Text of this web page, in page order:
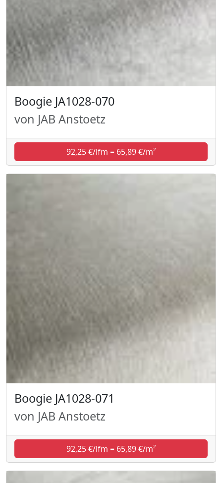
Boogie JA1028-070
von JAB Anstoetz
92,25 €/lfm = 65,89 €/m²
Boogie JA1028-071
von JAB Anstoetz
92,25 €/lfm = 65,89 €/m²